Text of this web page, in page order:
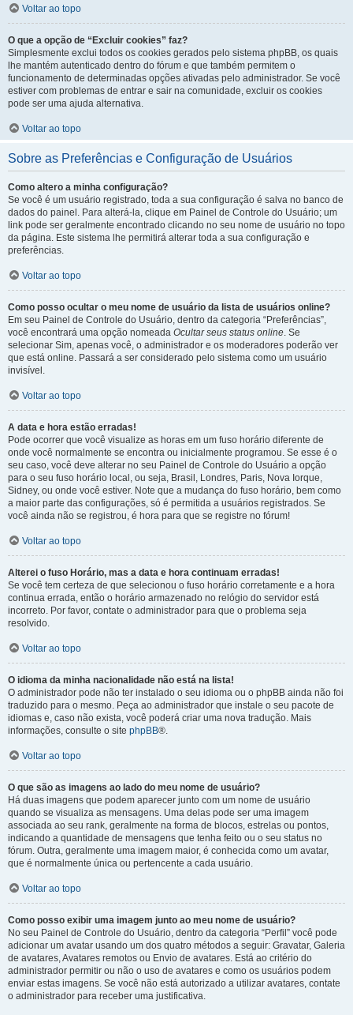
Voltar ao topo
O que a opção de “Excluir cookies” faz?
Simplesmente exclui todos os cookies gerados pelo sistema phpBB, os quais
lhe mantém autenticado dentro do fórum e que também permitem o
funcionamento de determinadas opções ativadas pelo administrador. Se você
estiver com problemas de entrar e sair na comunidade, excluir os cookies
pode ser uma ajuda alternativa.
Voltar ao topo
Sobre as Preferências e Configuração de Usuários
Como altero a minha configuração?
Se você é um usuário registrado, toda a sua configuração é salva no banco de
dados do painel. Para alterá-la, clique em Painel de Controle do Usuário; um
link pode ser geralmente encontrado clicando no seu nome de usuário no topo
da página. Este sistema lhe permitirá alterar toda a sua configuração e
preferências.
Voltar ao topo
Como posso ocultar o meu nome de usuário da lista de usuários online?
Em seu Painel de Controle do Usuário, dentro da categoria “Preferências”,
você encontrará uma opção nomeada Ocultar seus status online. Se
selecionar Sim, apenas você, o administrador e os moderadores poderão ver
que está online. Passará a ser considerado pelo sistema como um usuário
invisível.
Voltar ao topo
A data e hora estão erradas!
Pode ocorrer que você visualize as horas em um fuso horário diferente de
onde você normalmente se encontra ou inicialmente programou. Se esse é o
seu caso, você deve alterar no seu Painel de Controle do Usuário a opção
para o seu fuso horário local, ou seja, Brasil, Londres, Paris, Nova Iorque,
Sidney, ou onde você estiver. Note que a mudança do fuso horário, bem como
a maior parte das configurações, só é permitida a usuários registrados. Se
você ainda não se registrou, é hora para que se registre no fórum!
Voltar ao topo
Alterei o fuso Horário, mas a data e hora continuam erradas!
Se você tem certeza de que selecionou o fuso horário corretamente e a hora
continua errada, então o horário armazenado no relógio do servidor está
incorreto. Por favor, contate o administrador para que o problema seja
resolvido.
Voltar ao topo
O idioma da minha nacionalidade não está na lista!
O administrador pode não ter instalado o seu idioma ou o phpBB ainda não foi
traduzido para o mesmo. Peça ao administrador que instale o seu pacote de
idiomas e, caso não exista, você poderá criar uma nova tradução. Mais
informações, consulte o site phpBB®.
Voltar ao topo
O que são as imagens ao lado do meu nome de usuário?
Há duas imagens que podem aparecer junto com um nome de usuário
quando se visualiza as mensagens. Uma delas pode ser uma imagem
associada ao seu rank, geralmente na forma de blocos, estrelas ou pontos,
indicando a quantidade de mensagens que tenha feito ou o seu status no
fórum. Outra, geralmente uma imagem maior, é conhecida como um avatar,
que é normalmente única ou pertencente a cada usuário.
Voltar ao topo
Como posso exibir uma imagem junto ao meu nome de usuário?
No seu Painel de Controle do Usuário, dentro da categoria “Perfil” você pode
adicionar um avatar usando um dos quatro métodos a seguir: Gravatar, Galeria
de avatares, Avatares remotos ou Envio de avatares. Está ao critério do
administrador permitir ou não o uso de avatares e como os usuários podem
enviar estas imagens. Se você não está autorizado a utilizar avatares, contate
o administrador para receber uma justificativa.